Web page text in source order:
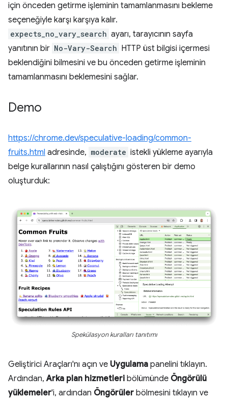
için önceden getirme işleminin tamamlanmasını bekleme
seçeneğiyle karşı karşıya kalır.
expects_no_vary_search ayarı, tarayıcının sayfa
yanıtının bir No-Vary-Search HTTP üst bilgisi içermesi
beklendiğini bilmesini ve bu önceden getirme işleminin
tamamlanmasını beklemesini sağlar.
Demo
https://chrome.dev/speculative-loading/common-
fruits.html adresinde, moderate istekli yükleme ayarıyla
belge kurallarının nasıl çalıştığını gösteren bir demo
oluşturduk:
Spekülasyon kuralları tanıtımı
Geliştirici Araçları'nı açın ve Uygulama panelini tıklayın.
Ardından,Arka plan hizmetleri bölümünde Öngörülü
yüklemeler'i, ardından Öngörüler bölmesini tıklayın ve